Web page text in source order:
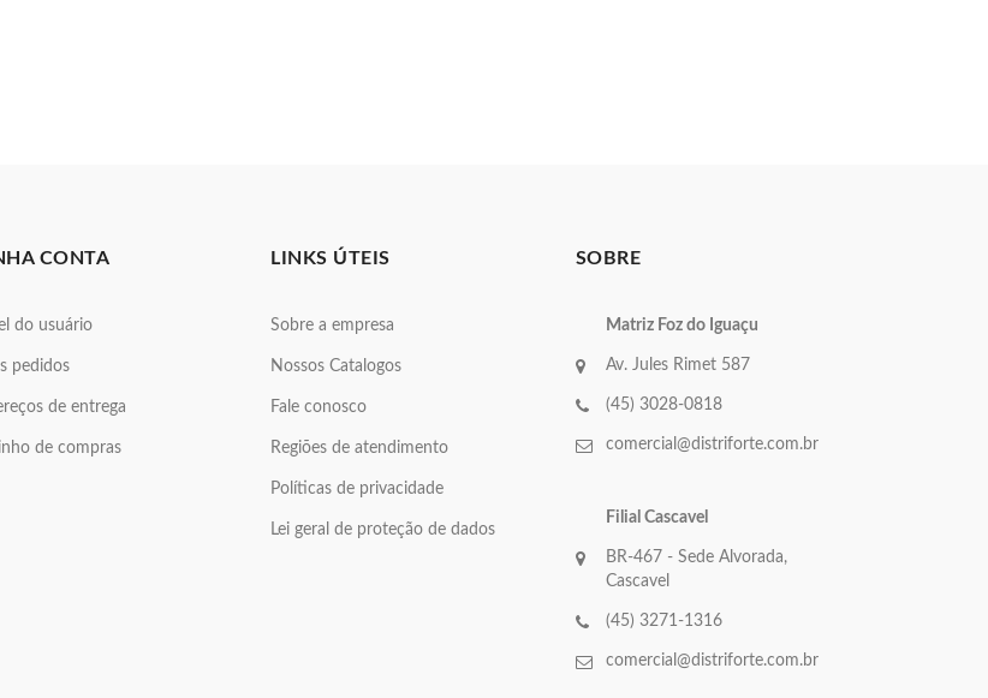
CONTA
do usuário
pedidos
de entrega
de compras
LINKS ÚTEIS
Sobre a empresa
Nossos Catalogos
Fale conosco
Regiões de atendimento
Políticas de privacidade
Lei geral de proteção de dados
SOBRE
Matriz Foz do Iguaçu
Av. Jules Rimet 587
(45) 3028-0818
comercial@distriforte.com.br
Filial Cascavel
BR-467 - Sede Alvorada,
Cascavel
(45) 3271-1316
comercial@distriforte.com.br